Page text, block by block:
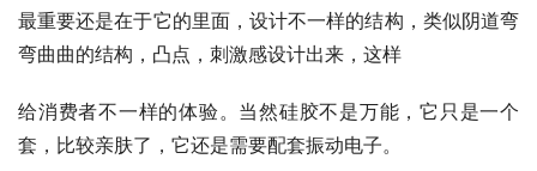
最重要还是在于它的里面，设计不一样的结构，类似阴道弯
弯曲曲的结构，凸点，刺激感设计出来，这样
给消费者不一样的体验。当然硅胶不是万能，它只是一个
套，比较亲肤了，它还是需要配套振动电子。